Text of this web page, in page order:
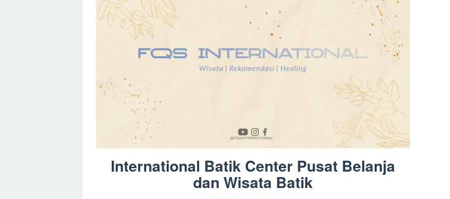
International Batik Center Pusat Belanja
dan Wisata Batik